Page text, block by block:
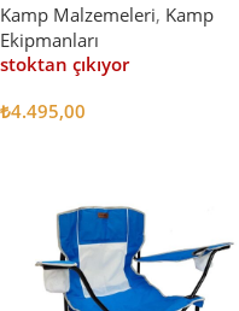
[Vagon] BLACK
Kamp Malzemeleri, Kamp
Ekipmanları
stoktan çıkıyor
₺4.495,00